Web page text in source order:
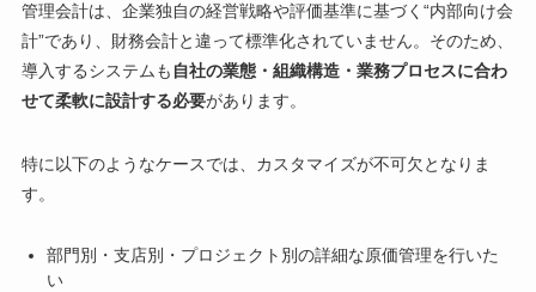
管理会計は、企業独自の経営戦略や評価基準に基づく“内部向け会
計”であり、財務会計と違って標準化されていません。そのため、
導入するシステムも 自社の業態・組織構造・業務プロセスに合わ
せて柔軟に設計する必要があります。
特に以下のようなケースでは、カスタマイズが不可欠となりま
す。
部門別・支店別・プロジェクト別の詳細な原価管理を行いた
い